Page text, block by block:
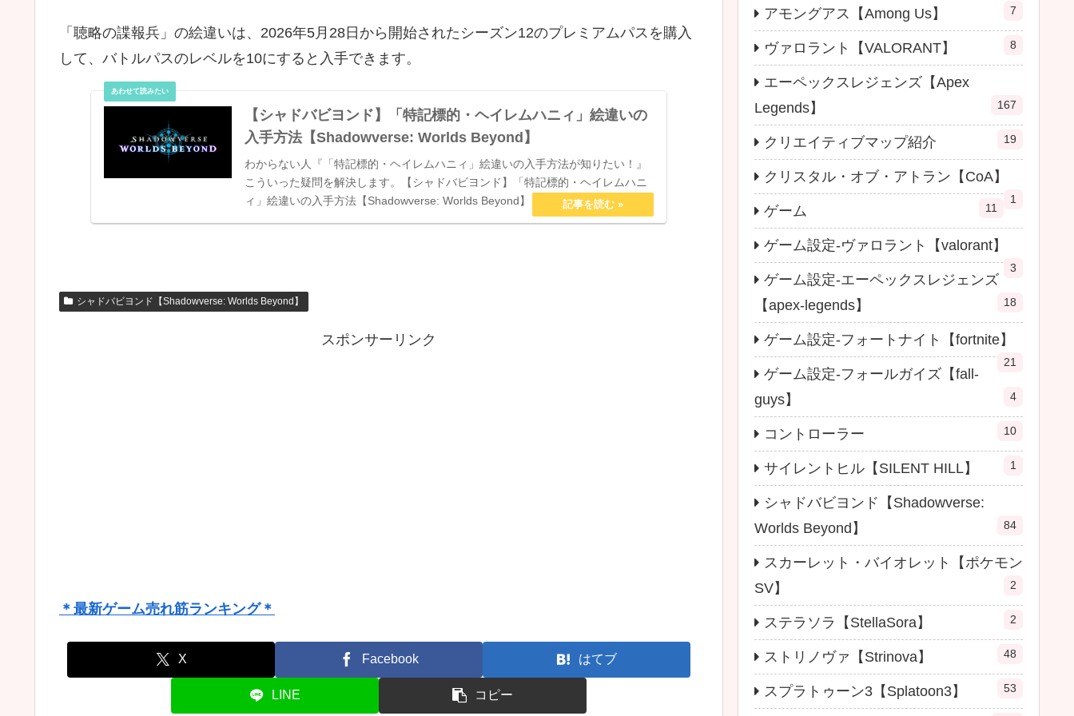
「聴略の諜報兵」の絵違いは、2026年5月28日から開始されたシーズン12のプレミアムパスを購入
して、バトルパスのレベルを10にすると入手できます。
【シャドバビヨンド】「特記標的・ヘイレムハニィ」絵違いの
入手方法【Shadowverse: Worlds Beyond】
わからない人『「特記標的・ヘイレムハニィ」絵違いの入手方法が知りたい！』
こういった疑問を解決します。【シャドバビヨンド】「特記標的・ヘイレムハニ
ィ」絵違いの入手方法【Shadowverse: Worlds Beyond】「特記標的・ヘイレム...
シャドバビヨンド【Shadowverse: Worlds Beyond】
スポンサーリンク
＊最新ゲーム売れ筋ランキング＊
X Facebook はてブ
LINE コピー
アモングアス【Among Us】 7
ヴァロラント【VALORANT】 8
エーペックスレジェンズ【Apex
Legends】
167
クリエイティブマップ紹介 19
クリスタル・オブ・アトラン【CoA】
1
ゲーム 11
ゲーム設定-ヴァロラント【valorant】
3
ゲーム設定-エーペックスレジェンズ
【apex-legends】
18
ゲーム設定-フォートナイト【fortnite】
21
ゲーム設定-フォールガイズ【fall-
guys】
4
コントローラー 10
サイレントヒル【SILENT HILL】 1
シャドバビヨンド【Shadowverse:
Worlds Beyond】
84
スカーレット・バイオレット【ポケモン
SV】
2
ステラソラ【StellaSora】 2
ストリノヴァ【Strinova】 48
スプラトゥーン3【Splatoon3】 53